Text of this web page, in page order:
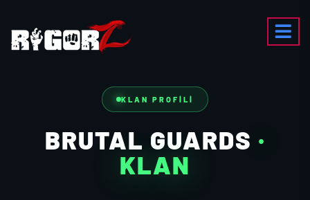
KLAN PROFILI
BRUTAL GUARDS ·
KLAN